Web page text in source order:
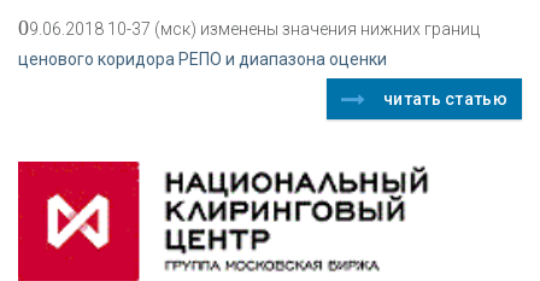
09.06.2018 10-37 (мск) изменены значения нижних границ
ценового коридора РЕПО и диапазона оценки
читать статью